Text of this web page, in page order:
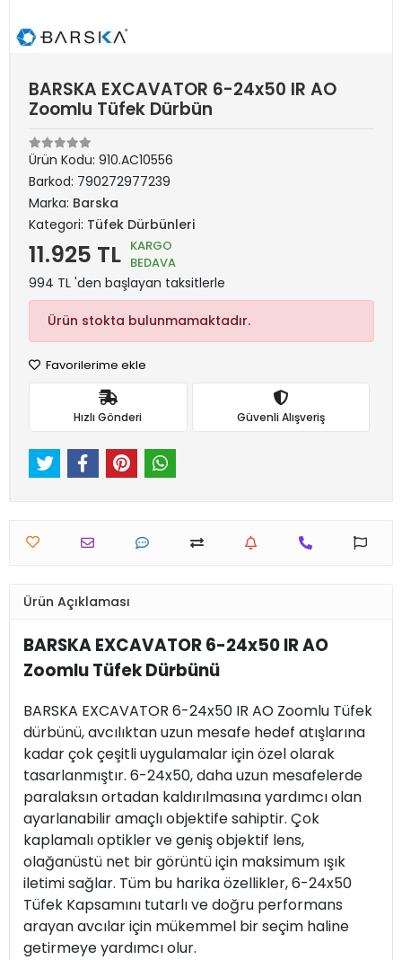
BARSKA EXCAVATOR 6-24x50 IR AO
Zoomlu Tüfek Dürbün
Ürün Kodu: 910.AC10556
Barkod: 790272977239
Marka: Barska
Kategori: Tüfek Dürbünleri
11.925 TL KARGO
BEDAVA
994 TL 'den başlayan taksitlerle
Ürün stokta bulunmamaktadır.
Favorilerime ekle
Hızlı Gönderi Güvenli Alışveriş
Ürün Açıklaması
BARSKA EXCAVATOR 6-24x50 IR AO
Zoomlu Tüfek Dürbünü
BARSKA EXCAVATOR 6-24x50 IR AO Zoomlu Tüfek
dürbünü, avcılıktan uzun mesafe hedef atışlarına
kadar çok çeşitli uygulamalar için özel olarak
tasarlanmıştır. 6-24x50, daha uzun mesafelerde
paralaksın ortadan kaldırılmasına yardımcı olan
ayarlanabilir amaçlı objektife sahiptir. Çok
kaplamalı optikler ve geniş objektif lens,
olağanüstü net bir görüntü için maksimum ışık
iletimi sağlar. Tüm bu harika özellikler, 6-24x50
Tüfek Kapsamını tutarlı ve doğru performans
arayan avcılar için mükemmel bir seçim haline
getirmeye yardımcı olur.